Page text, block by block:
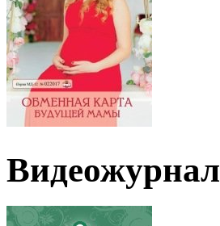
Видеожурнал